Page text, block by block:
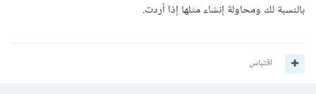
بالنسبة لك ومحاولة إنشاء مثلها إذا أردت.
اقتباس